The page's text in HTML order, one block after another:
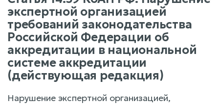
экспертной организацией
требований законодательства
Российской Федерации об
аккредитации в национальной
системе аккредитации
(действующая редакция)
Нарушение экспертной организацией,